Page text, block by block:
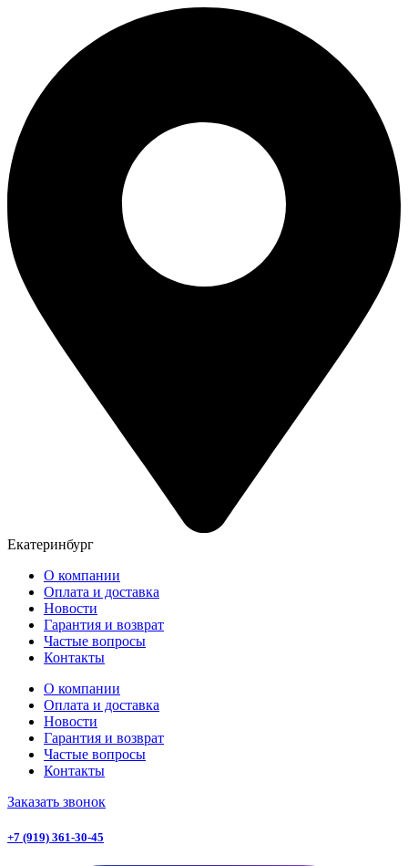
содержимому
Екатеринбург
О компании
Оплата и доставка
Новости
Гарантия и возврат
Частые вопросы
Контакты
О компании
Оплата и доставка
Новости
Гарантия и возврат
Частые вопросы
Контакты
Заказать звонок
+7 (919) 361-30-45